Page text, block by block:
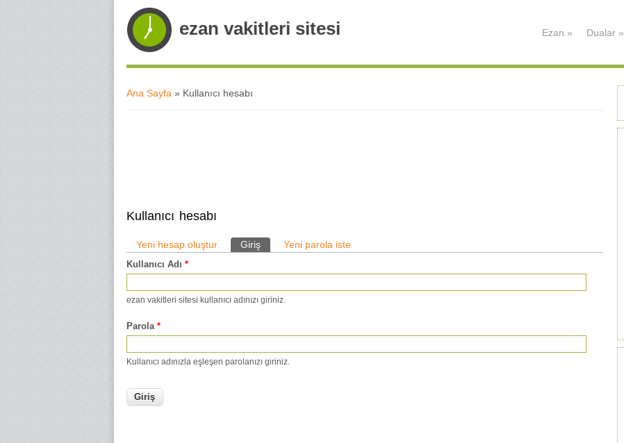
ezan vakitleri sitesi Ezan » Dualar »
Ana Sayfa » Kullanıcı hesabı
Kullanıcı hesabı
Birincil sekmeler
Yeni hesap oluştur Giriş (etkin sekme)
Yeni parola iste
Kullanıcı Adı *
ezan vakitleri sitesi kullanıcı adınızı giriniz.
Parola *
Kullanıcı adınızla eşleşen parolanızı giriniz.